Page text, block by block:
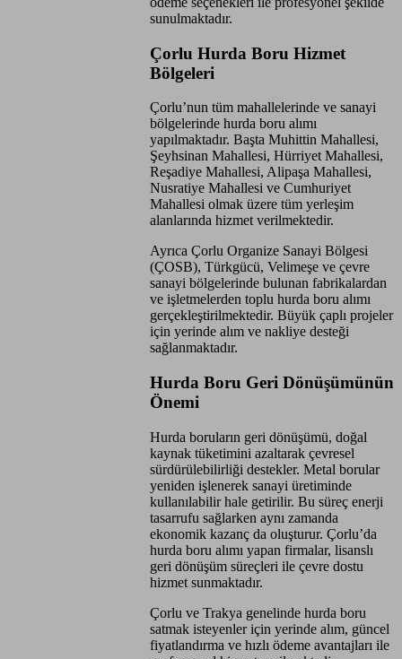
sunulmaktadır.
Çorlu Hurda Boru Hizmet
Bölgeleri
Çorlu’nun tüm mahallelerinde ve sanayi
bölgelerinde hurda boru alımı
yapılmaktadır. Başta Muhittin Mahallesi,
Şeyhsinan Mahallesi, Hürriyet Mahallesi,
Reşadiye Mahallesi, Alipaşa Mahallesi,
Nusratiye Mahallesi ve Cumhuriyet
Mahallesi olmak üzere tüm yerleşim
alanlarında hizmet verilmektedir.
Ayrıca Çorlu Organize Sanayi Bölgesi
(ÇOSB), Türkgücü, Velimeşe ve çevre
sanayi bölgelerinde bulunan fabrikalardan
ve işletmelerden toplu hurda boru alımı
gerçekleştirilmektedir. Büyük çaplı projeler
için yerinde alım ve nakliye desteği
sağlanmaktadır.
Hurda Boru Geri Dönüşümünün
Önemi
Hurda boruların geri dönüşümü, doğal
kaynak tüketimini azaltarak çevresel
sürdürülebilirliği destekler. Metal borular
yeniden işlenerek sanayi üretiminde
kullanılabilir hale getirilir. Bu süreç enerji
tasarrufu sağlarken aynı zamanda
ekonomik kazanç da oluşturur. Çorlu’da
hurda boru alımı yapan firmalar, lisanslı
geri dönüşüm süreçleri ile çevre dostu
hizmet sunmaktadır.
Çorlu ve Trakya genelinde hurda boru
satmak isteyenler için yerinde alım, güncel
fiyatlandırma ve hızlı ödeme avantajları ile